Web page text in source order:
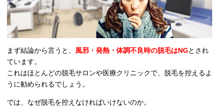
まず結論から言うと、 風邪・発熱・体調不良時の脱毛はNGとされ
ています。
これはほとんどの脱毛サロンや医療クリニックで、脱毛を控えるよ
うに勧められるでしょう。
では、なぜ脱毛を控えなければいけないのか。